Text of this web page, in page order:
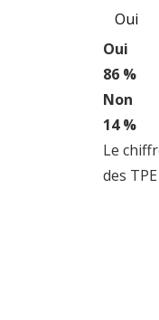
Oui
Oui
86 %
Non
14 %
Le
des